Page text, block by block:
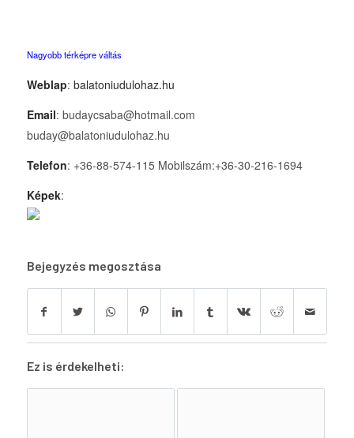
Nagyobb térképre váltás
Weblap: balatoniudulohaz.hu
Email: budaycsaba@hotmail.com
buday@balatoniudulohaz.hu
Telefon: +36-88-574-115 Mobilszám:+36-30-216-1694
Képek:
Bejegyzés megosztása
Ez is érdekelheti: